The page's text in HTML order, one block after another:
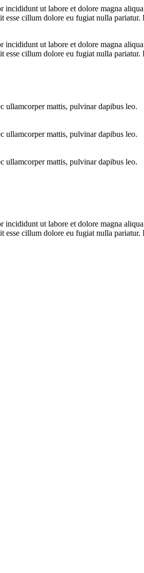
incididunt ut labore et dolore magna
cillum dolore eu fugiat nulla
incididunt ut labore et dolore magna
cillum dolore eu fugiat nulla
ullamcorper mattis, pulvinar dapibus leo.
ullamcorper mattis, pulvinar dapibus leo.
ullamcorper mattis, pulvinar dapibus leo.
incididunt ut labore et dolore magna
cillum dolore eu fugiat nulla